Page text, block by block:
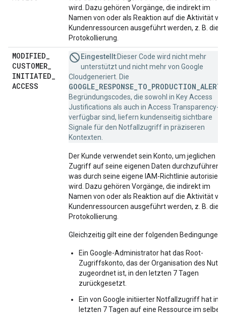
wird. Dazu gehören Vorgänge, die indirekt im
Namen von oder als Reaktion auf die Aktivität von
Kundenressourcen ausgeführt werden, z. B. die
Protokollierung.
MODIFIED_
CUSTOMER_
INITIATED_
ACCESS
Eingestellt:Dieser Code wird nicht mehr
unterstützt und nicht mehr von Google
Cloudgeneriert. Die
GOOGLE_RESPONSE_TO_PRODUCTION_ALERT
Begründungscodes, die sowohl in Key Access
Justifications als auch in Access Transparency-
verfügbar sind, liefern kundenseitig sichtbare
Signale für den Notfallzugriff in präziseren
Kontexten.
Der Kunde verwendet sein Konto, um jeglichen
Zugriff auf seine eigenen Daten durchzuführen,
was durch seine eigene IAM-Richtlinie autorisiert
wird. Dazu gehören Vorgänge, die indirekt im
Namen von oder als Reaktion auf die Aktivität von
Kundenressourcen ausgeführt werden, z. B. die
Protokollierung.
Gleichzeitig gilt eine der folgenden Bedingungen:
Ein Google-Administrator hat das Root-
Zugriffskonto, das der Organisation des
zugeordnet ist, in den letzten 7 Tagen
zurückgesetzt.
Ein von Google initiierter Notfallzugriff hat in
letzten 7 Tagen auf eine Ressource im selben